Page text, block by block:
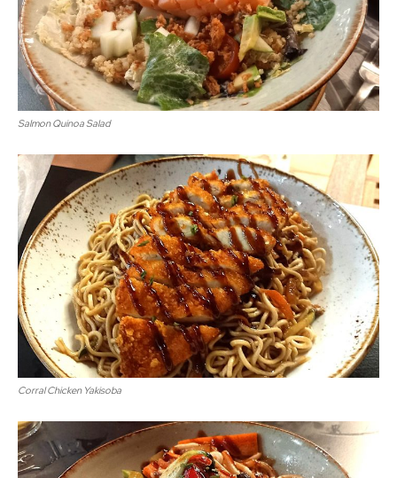
Salmon Quinoa Salad
Corral Chicken Yakisoba